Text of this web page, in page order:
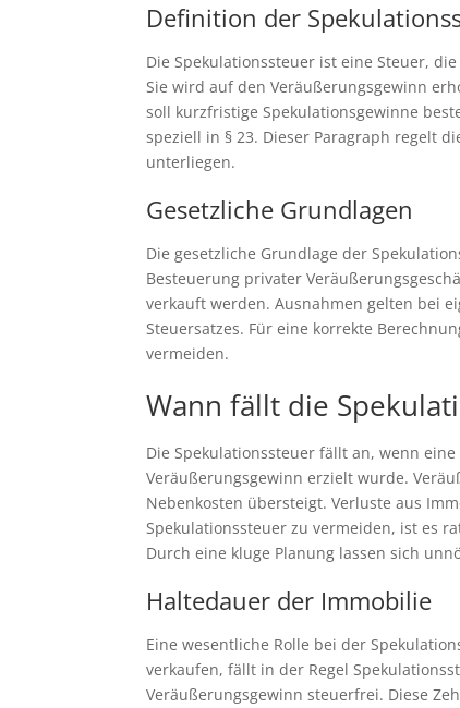
Definition der
Die Spekulationssteuer ist eine Steuer,
Sie wird auf den Veräußerungsgewinn
soll kurzfristige Spekulationsgewinne
speziell in § 23. Dieser Paragraph regelt
unterliegen.
Gesetzliche Grundlagen
Die gesetzliche Grundlage der
Besteuerung privater
verkauft werden. Ausnahmen gelten bei
Steuersatzes. Für eine korrekte
vermeiden.
Wann fällt die
Die Spekulationssteuer fällt an, wenn
Veräußerungsgewinn erzielt wurde.
Nebenkosten übersteigt. Verluste aus
Spekulationssteuer zu vermeiden, ist es
Durch eine kluge Planung lassen sich
Haltedauer der Immobilie
Eine wesentliche Rolle bei der
verkaufen, fällt in der Regel
Veräußerungsgewinn steuerfrei. Diese